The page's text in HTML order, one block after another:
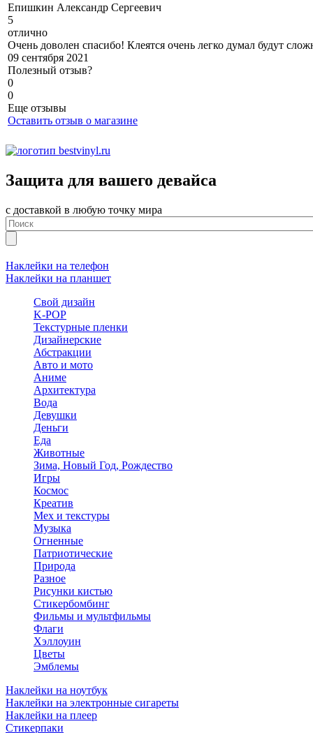
Епишкин Александр Сергеевич
5
отлично
Очень доволен спасибо! Клеятся очень легко думал будут
09 сентября 2021
Полезный отзыв?
0
0
Еще отзывы
Оставить отзыв о магазине
Защита для вашего девайса
с доставкой в любую точку мира
Наклейки на телефон
Наклейки на планшет
Свой дизайн
K-POP
Текстурные пленки
Дизайнерские
Абстракции
Авто и мото
Аниме
Архитектура
Вода
Девушки
Деньги
Еда
Животные
Зима, Новый Год, Рождество
Игры
Космос
Креатив
Мех и текстуры
Музыка
Огненные
Патриотические
Природа
Разное
Рисунки кистью
Стикербомбинг
Фильмы и мультфильмы
Флаги
Хэллоуин
Цветы
Эмблемы
Наклейки на ноутбук
Наклейки на электронные сигареты
Наклейки на плеер
Стикерпаки